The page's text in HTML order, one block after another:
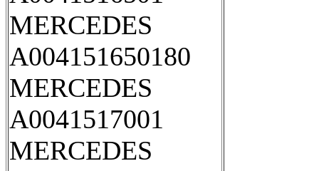
MERCEDES
A004151650180
MERCEDES
A0041517001
MERCEDES